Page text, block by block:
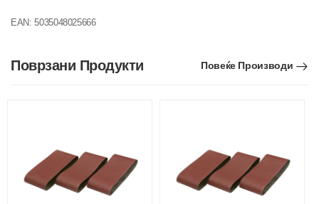
EAN:5035048025666
Поврзани Продукти Повеќе Производи